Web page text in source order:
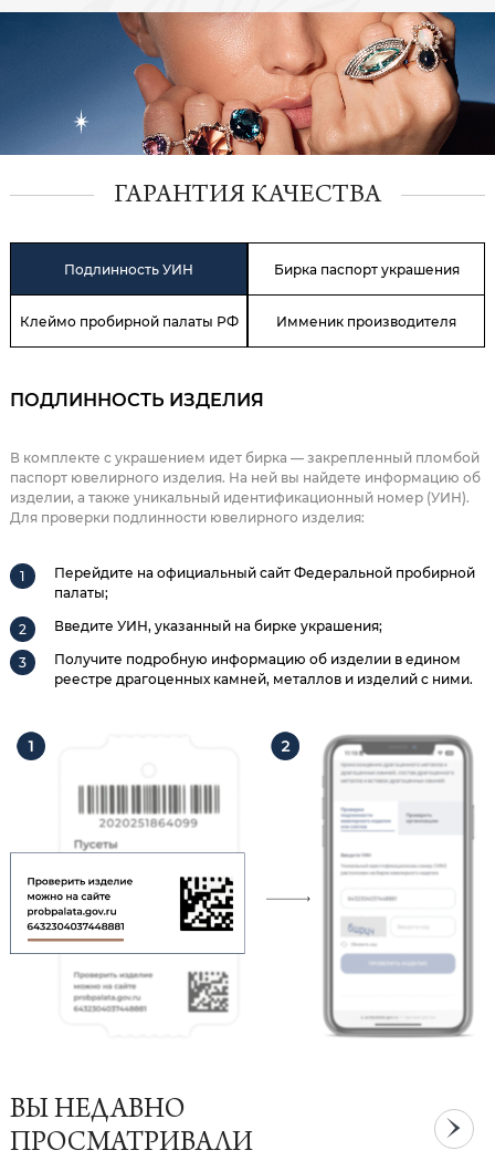
ГАРАНТИЯ КАЧЕСТВА
Подлинность УИН Бирка паспорт украшения
Клеймо пробирной палаты РФ Имменик производителя
ПОДЛИННОСТЬ ИЗДЕЛИЯ
В комплекте с украшением идет бирка — закрепленный пломбой
паспорт ювелирного изделия. На ней вы найдете информацию об
изделии, а также уникальный идентификационный номер (УИН).
Для проверки подлинности ювелирного изделия:
Перейдите на официальный сайт Федеральной пробирной
палаты;
Введите УИН, указанный на бирке украшения;
Получите подробную информацию об изделии в едином
реестре драгоценных камней, металлов и изделий с ними.
ВЫ НЕДАВНО
ПРОСМАТРИВАЛИ